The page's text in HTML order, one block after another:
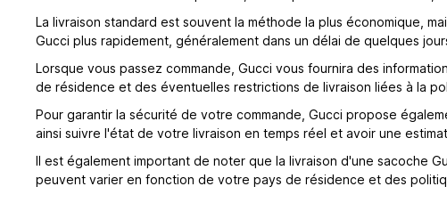
La livraison standard est souvent la méthode la plus économique,
Gucci plus rapidement, généralement dans un délai de quelques
Lorsque vous passez commande, Gucci vous fournira des
de résidence et des éventuelles restrictions de livraison liées à la
Pour garantir la sécurité de votre commande, Gucci propose
ainsi suivre l'état de votre livraison en temps réel et avoir une
Il est également important de noter que la livraison d'une sacoche
peuvent varier en fonction de votre pays de résidence et des